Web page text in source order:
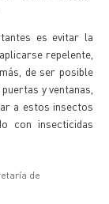
es evitar la
repelente,
de ser posible
y ventanas,
a estos insectos
con insecticidas
de